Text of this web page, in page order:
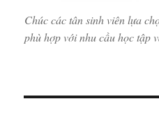
Chúc các tân sinh viên lựa
phù hợp với nhu cầu học tập